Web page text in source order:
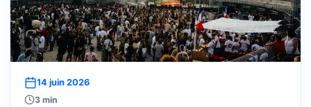
14 juin 2026
3 min